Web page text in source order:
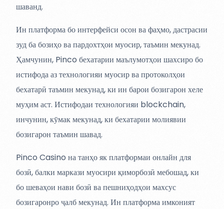
шаванд.
Ин платформа бо интерфейси осон ва фаҳмо, дастрасии
зуд ба бозиҳо ва пардохтҳои муосир, таъмин мекунад.
Ҳамчунин, Pinco бехатарии маълумотҳои шахсиро бо
истифода аз технологияи муосир ва протоколҳои
бехатарӣ таъмин мекунад, ки ин барои бозигарон хеле
муҳим аст. Истифодаи технологияи blockchain,
инчунин, кӯмак мекунад, ки бехатарии молиявии
бозигарон таъмин шавад.
Pinco Casino на танҳо як платформаи онлайн для
бозӣ, балки маркази муосири қиморбозӣ мебошад, ки
бо шеваҳои нави бозӣ ва пешниҳодҳои махсус
бозигаронро ҷалб мекунад. Ин платформа имконият